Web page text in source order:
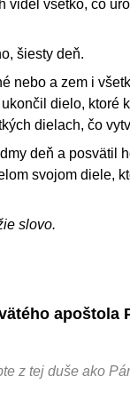
videl všetko, čo
šiesty deň.
nebo a zem i
dielo, ktoré
dielach, čo
deň a posvätil
svojom diele,
slovo.
apoštola
z tej duše ako